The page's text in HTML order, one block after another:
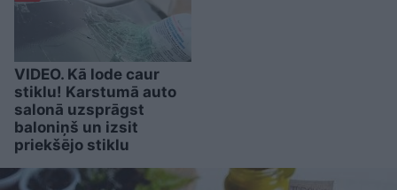
VIDEO. Kā lode caur
stiklu! Karstumā auto
salonā uzsprāgst
baloniņš un izsit
priekšējo stiklu